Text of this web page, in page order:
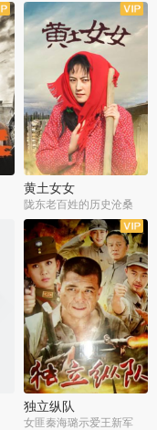
全23集
黄土女女
陇东老百姓的历史沧桑
全44集
独立纵队
女匪秦海璐示爱王新军